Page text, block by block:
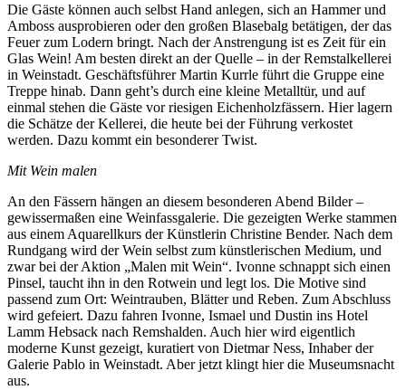
Die Gäste können auch selbst Hand anlegen, sich an Hammer und
Amboss ausprobieren oder den großen Blasebalg betätigen, der das
Feuer zum Lodern bringt. Nach der Anstrengung ist es Zeit für ein
Glas Wein! Am besten direkt an der Quelle – in der Remstalkellerei
in Weinstadt. Geschäftsführer Martin Kurrle führt die Gruppe eine
Treppe hinab. Dann geht’s durch eine kleine Metalltür, und auf
einmal stehen die Gäste vor riesigen Eichenholzfässern. Hier lagern
die Schätze der Kellerei, die heute bei der Führung verkostet
werden. Dazu kommt ein besonderer Twist.
Mit Wein malen
An den Fässern hängen an diesem besonderen Abend Bilder –
gewissermaßen eine Weinfassgalerie. Die gezeigten Werke stammen
aus einem Aquarellkurs der Künstlerin Christine Bender. Nach dem
Rundgang wird der Wein selbst zum künstlerischen Medium, und
zwar bei der Aktion „Malen mit Wein“. Ivonne schnappt sich einen
Pinsel, taucht ihn in den Rotwein und legt los. Die Motive sind
passend zum Ort: Weintrauben, Blätter und Reben. Zum Abschluss
wird gefeiert. Dazu fahren Ivonne, Ismael und Dustin ins Hotel
Lamm Hebsack nach Remshalden. Auch hier wird eigentlich
moderne Kunst gezeigt, kuratiert von Dietmar Ness, Inhaber der
Galerie Pablo in Weinstadt. Aber jetzt klingt hier die Museumsnacht
aus.